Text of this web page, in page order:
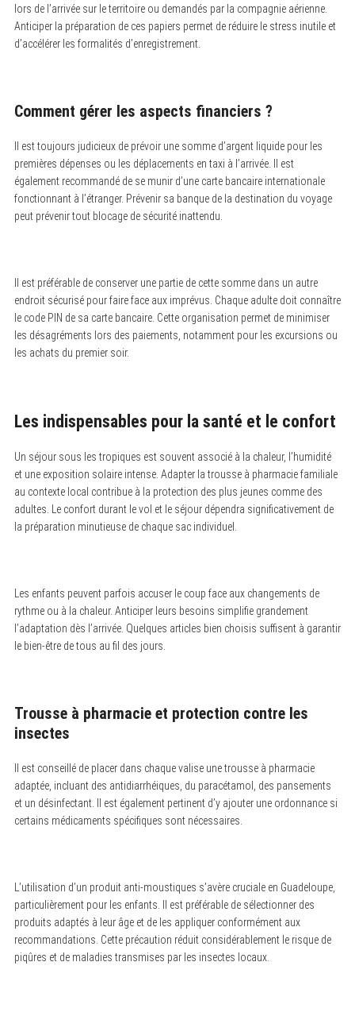
lors de l’arrivée sur le territoire ou demandés par la compagnie aérienne.
Anticiper la préparation de ces papiers permet de réduire le stress inutile et
d’accélérer les formalités d’enregistrement.
Comment gérer les aspects financiers ?
Il est toujours judicieux de prévoir une somme d’argent liquide pour les
premières dépenses ou les déplacements en taxi à l’arrivée. Il est
également recommandé de se munir d’une carte bancaire internationale
fonctionnant à l’étranger. Prévenir sa banque de la destination du voyage
peut prévenir tout blocage de sécurité inattendu.
Il est préférable de conserver une partie de cette somme dans un autre
endroit sécurisé pour faire face aux imprévus. Chaque adulte doit connaître
le code PIN de sa carte bancaire. Cette organisation permet de minimiser
les désagréments lors des paiements, notamment pour les excursions ou
les achats du premier soir.
Les indispensables pour la santé et le confort
Un séjour sous les tropiques est souvent associé à la chaleur, l’humidité
et une exposition solaire intense. Adapter la trousse à pharmacie familiale
au contexte local contribue à la protection des plus jeunes comme des
adultes. Le confort durant le vol et le séjour dépendra significativement de
la préparation minutieuse de chaque sac individuel.
Les enfants peuvent parfois accuser le coup face aux changements de
rythme ou à la chaleur. Anticiper leurs besoins simplifie grandement
l’adaptation dès l’arrivée. Quelques articles bien choisis suffisent à garantir
le bien-être de tous au fil des jours.
Trousse à pharmacie et protection contre les
insectes
Il est conseillé de placer dans chaque valise une trousse à pharmacie
adaptée, incluant des antidiarrhéiques, du paracétamol, des pansements
et un désinfectant. Il est également pertinent d’y ajouter une ordonnance si
certains médicaments spécifiques sont nécessaires.
L’utilisation d’un produit anti-moustiques s’avère cruciale en Guadeloupe,
particulièrement pour les enfants. Il est préférable de sélectionner des
produits adaptés à leur âge et de les appliquer conformément aux
recommandations. Cette précaution réduit considérablement le risque de
piqûres et de maladies transmises par les insectes locaux.
S
r
c
h
o